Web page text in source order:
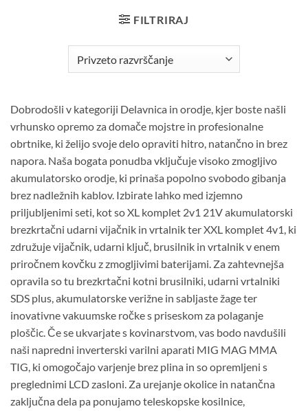
FILTRIRAJ
Dobrodošli v kategoriji Delavnica in orodje, kjer boste našli
vrhunsko opremo za domače mojstre in profesionalne
obrtnike, ki želijo svoje delo opraviti hitro, natančno in brez
napora. Naša bogata ponudba vključuje visoko zmogljivo
akumulatorsko orodje, ki prinaša popolno svobodo gibanja
brez nadležnih kablov. Izbirate lahko med izjemno
priljubljenimi seti, kot so XL komplet 2v1 21V akumulatorski
brezkrtačni udarni vijačnik in vrtalnik ter XXL komplet 4v1, ki
združuje vijačnik, udarni ključ, brusilnik in vrtalnik v enem
priročnem kovčku z zmogljivimi baterijami. Za zahtevnejša
opravila so tu brezkrtačni kotni brusilniki, udarni vrtalniki
SDS plus, akumulatorske verižne in sabljaste žage ter
inovativne vakuumske ročke s priseskom za polaganje
ploščic. Če se ukvarjate s kovinarstvom, vas bodo navdušili
naši napredni inverterski varilni aparati MIG MAG MMA
TIG, ki omogočajo varjenje brez plina in so opremljeni s
preglednimi LCD zasloni. Za urejanje okolice in natančna
zaključna dela pa ponujamo teleskopske kosilnice,